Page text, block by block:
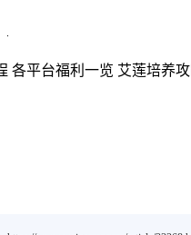
各平台福利一览 艾莲培养